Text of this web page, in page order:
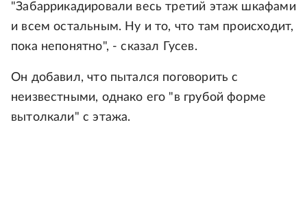
"Забаррикадировали весь третий этаж шкафами
и всем остальным. Ну и то, что там происходит,
пока непонятно", - сказал Гусев.
Он добавил, что пытался поговорить с
неизвестными, однако его "в грубой форме
вытолкали" с этажа.